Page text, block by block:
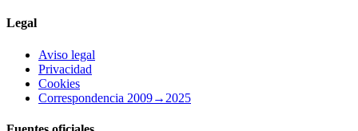
Legal
Aviso legal
Privacidad
Cookies
Correspondencia 2009→2025